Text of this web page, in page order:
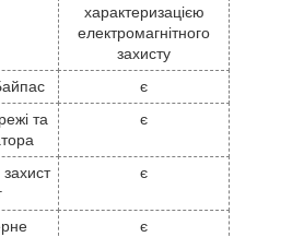
характеризацією
електромагнітного
захисту
є
та
є
є
є